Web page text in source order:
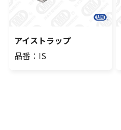
アイストラップ
品番：IS